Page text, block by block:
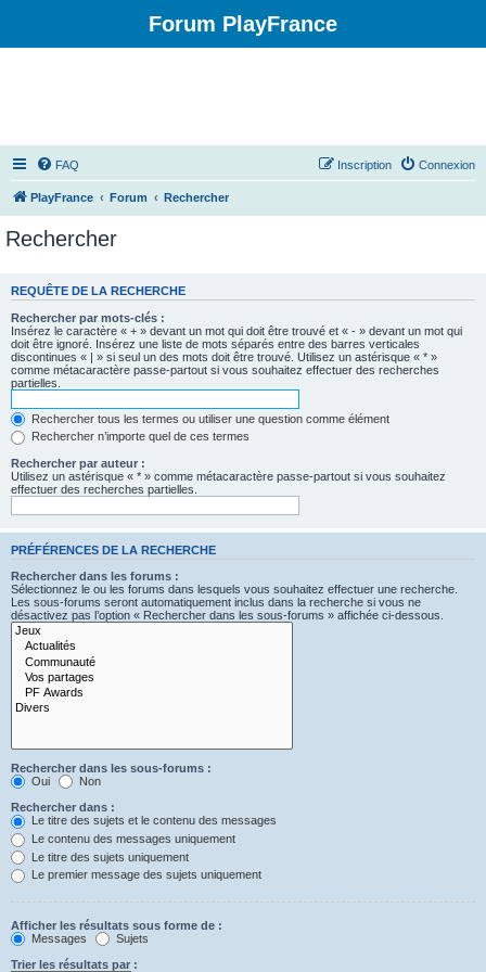
Forum PlayFrance
FAQ Connexion
Inscription
PlayFrance Forum Rechercher
Rechercher
REQUÊTE DE LA RECHERCHE
Rechercher par mots-clés :
Insérez le caractère « + » devant un mot qui doit être trouvé et « - » devant un mot qui
doit être ignoré. Insérez une liste de mots séparés entre des barres verticales
discontinues « | » si seul un des mots doit être trouvé. Utilisez un astérisque « * »
comme métacaractère passe-partout si vous souhaitez effectuer des recherches
partielles.
Rechercher tous les termes ou utiliser une question comme élément
Rechercher n’importe quel de ces termes
Rechercher par auteur :
Utilisez un astérisque « * » comme métacaractère passe-partout si vous souhaitez
effectuer des recherches partielles.
PRÉFÉRENCES DE LA RECHERCHE
Rechercher dans les forums :
Sélectionnez le ou les forums dans lesquels vous souhaitez effectuer une recherche.
Les sous-forums seront automatiquement inclus dans la recherche si vous ne
désactivez pas l’option « Rechercher dans les sous-forums » affichée ci-dessous.
Rechercher dans les sous-forums :
Oui
Non
Rechercher dans :
Le titre des sujets et le contenu des messages
Le contenu des messages uniquement
Le titre des sujets uniquement
Le premier message des sujets uniquement
Afficher les résultats sous forme de :
Messages
Sujets
Trier les résultats par :